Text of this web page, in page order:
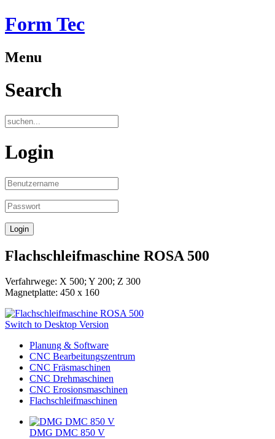
Form Tec
Menu
Search
Login
Flachschleifmaschine ROSA 500
Verfahrwege: X 500; Y 200; Z 300
Magnetplatte: 450 x 160
Switch to Desktop Version
Planung & Software
CNC Bearbeitungszentrum
CNC Fräsmaschinen
CNC Drehmaschinen
CNC Erosionsmaschinen
Flachschleifmaschinen
DMG DMC 850 V